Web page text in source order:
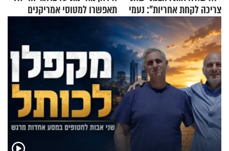
צריכה לקחת אחריות": נעמי
בנט בריאיון אישי
תאפשרו למטוסי אמריקנים
להמריא מהשטח שלכם"